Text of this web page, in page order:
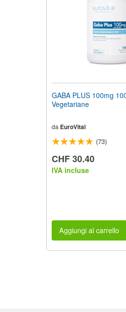
GABA PLUS 100mg
Vegetariane
da EuroVital
(73)
CHF 30.40
IVA incluse
Aggiungi al carrello